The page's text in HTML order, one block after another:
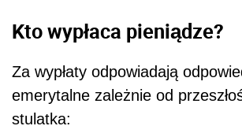
Kto wypłaca pieniądze?
Za wypłaty odpowiadają
emerytalne zależnie od
stulatka: